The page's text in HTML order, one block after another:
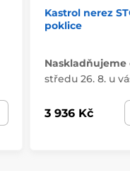
Kastrol nerez
poklice
Naskladňujeme
středu 26. 8. u
3 936 Kč